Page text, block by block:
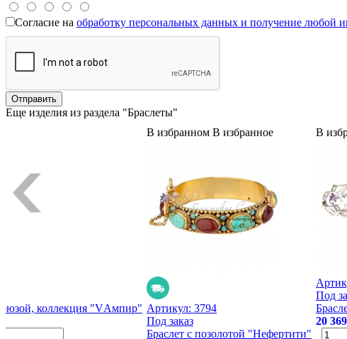
Согласие на обработку персональных данных и получение любой
Еще изделия из раздела "Браслеты"
коллекция "VАмпир"
В избранном В избранное
Артикул: 3794
Под заказ
Браслет с позолотой "Нефертити"
В
Под
20 369